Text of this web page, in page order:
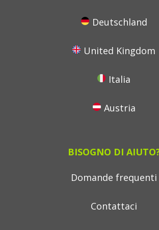
Deutschland
United Kingdom
Italia
Austria
BISOGNO DI
Domande frequenti
Contattaci